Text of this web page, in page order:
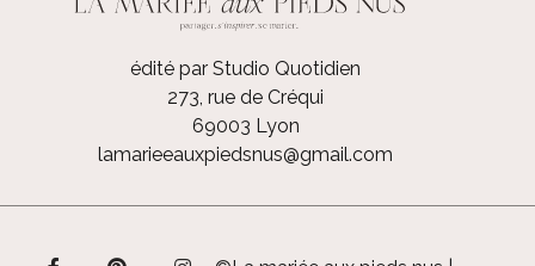
édité par Studio Quotidien
273, rue de Créqui
69003 Lyon
lamarieeauxpiedsnus@gmail.com